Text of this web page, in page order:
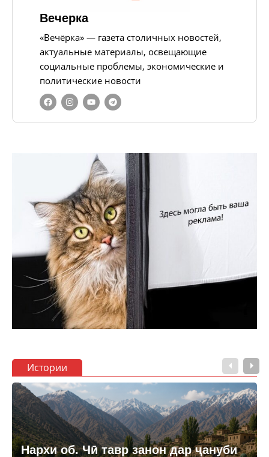
Вечерка
«Вечёрка» — газета столичных новостей,
актуальные материалы, освещающие
социальные проблемы, экономические и
политические новости
Истории
Нархи об. Чӣ тавр занон дар ҷануби